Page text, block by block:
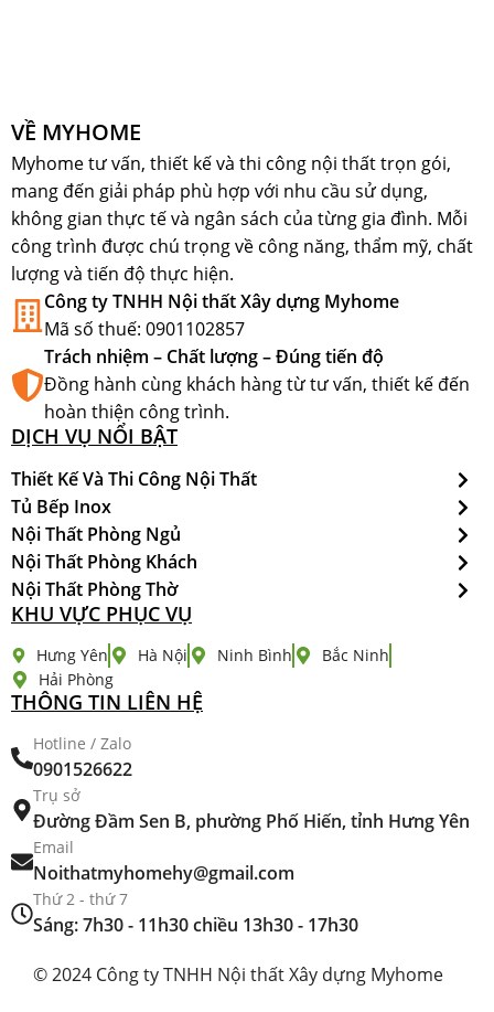
VỀ MYHOME
Myhome tư vấn, thiết kế và thi công nội thất trọn gói,
mang đến giải pháp phù hợp với nhu cầu sử dụng,
không gian thực tế và ngân sách của từng gia đình. Mỗi
công trình được chú trọng về công năng, thẩm mỹ, chất
lượng và tiến độ thực hiện.
Công ty TNHH Nội thất Xây dựng Myhome
Mã số thuế: 0901102857
Trách nhiệm – Chất lượng – Đúng tiến độ
Đồng hành cùng khách hàng từ tư vấn, thiết kế đến
hoàn thiện công trình.
DỊCH VỤ NỔI BẬT
Thiết Kế Và Thi Công Nội Thất
Tủ Bếp Inox
Nội Thất Phòng Ngủ
Nội Thất Phòng Khách
Nội Thất Phòng Thờ
KHU VỰC PHỤC VỤ
Hưng Yên Hà Nội Ninh Bình
Bắc Ninh
Hải Phòng
THÔNG TIN LIÊN HỆ
Hotline / Zalo
0901526622
Trụ sở
Đường Đầm Sen B, phường Phố Hiến, tỉnh Hưng Yên
Email
Noithatmyhomehy@gmail.com
Thứ 2 - thứ 7
Sáng: 7h30 - 11h30 chiều 13h30 - 17h30
© 2024 Công ty TNHH Nội thất Xây dựng Myhome